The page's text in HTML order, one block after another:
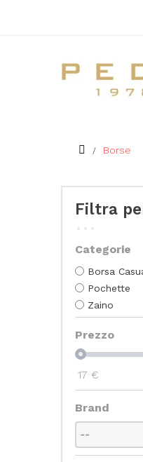
Borse
Filtra
Categorie
Borsa
Pochette
Zaino
Prezzo
17 €
Brand